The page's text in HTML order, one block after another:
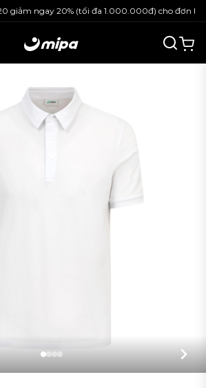
giảm ngay 20% (tối đa 1.000.000đ) cho đơn